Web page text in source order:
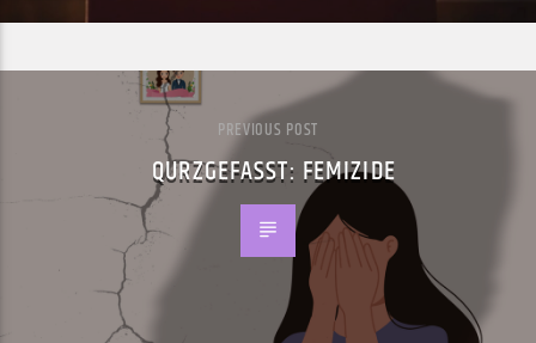
PREVIOUS POST
QURZGEFASST: FEMIZIDE